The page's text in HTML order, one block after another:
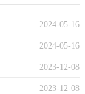
2024-05-16
2024-05-16
2023-12-08
2023-12-08